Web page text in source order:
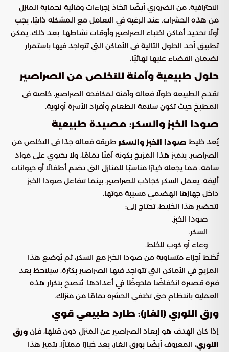
الاحترافية. من الضروري أيضًا اتخاذ إجراءات وقائية لحماية المنزل
من هذه الحشرات. عند الرغبة في التعامل مع المشكلة ذاتيًا، يجب
أولًا تحديد أماكن اختباء الصراصير وأوقات نشاطها. بعد ذلك، يمكن
تطبيق أحد الحلول التالية في الأماكن التي تتواجد فيها باستمرار
لضمان القضاء عليها نهائيًا.
حلول طبيعية وآمنة للتخلص من الصراصير
تقدم الطبيعة حلولًا فعالة وآمنة لمكافحة الصراصير، خاصة في
المطبخ حيث تكون سلامة الطعام وأفراد الأسرة أولوية.
صودا الخبز والسكر: مصيدة طبيعية
يُعد خليط صودا الخبز والسكر طريقة فعالة جدًا في التخلص من
الصراصير. يتميز هذا المزيج بكونه آمنًا تمامًا، ولا يحتوي على مواد
سامة، مما يجعله خيارًا مناسبًا للمنازل التي تضم أطفالًا أو حيوانات
أليفة. يعمل السكر كجاذب للصراصير، بينما تتفاعل صودا الخبز
داخل جهازها الهضمي مسببة موتها.
لتحضير هذا الخليط، تحتاج إلى:
صودا الخبز.
السكر.
وعاء أو كوب للخلط.
تُخلط أجزاء متساوية من صودا الخبز مع السكر، ثم يُوضع هذا
المزيج في الأماكن التي تتواجد فيها الصراصير بكثرة. سيلاحظ بعد
فترة قصيرة انخفاضًا ملحوظًا في أعدادها. يُنصح بتكرار هذه
العملية بانتظام حتى تختفي الحشرة تمامًا من منزلك.
ورق اللوري (الغار): طارد طبيعي قوي
إذا كان الهدف هو إبعاد الصراصير عن المنزل دون قتلها، فإن ورق
اللوري، المعروف أيضًا بورق الغار، يعد خيارًا ممتازًا. يتميز هذا